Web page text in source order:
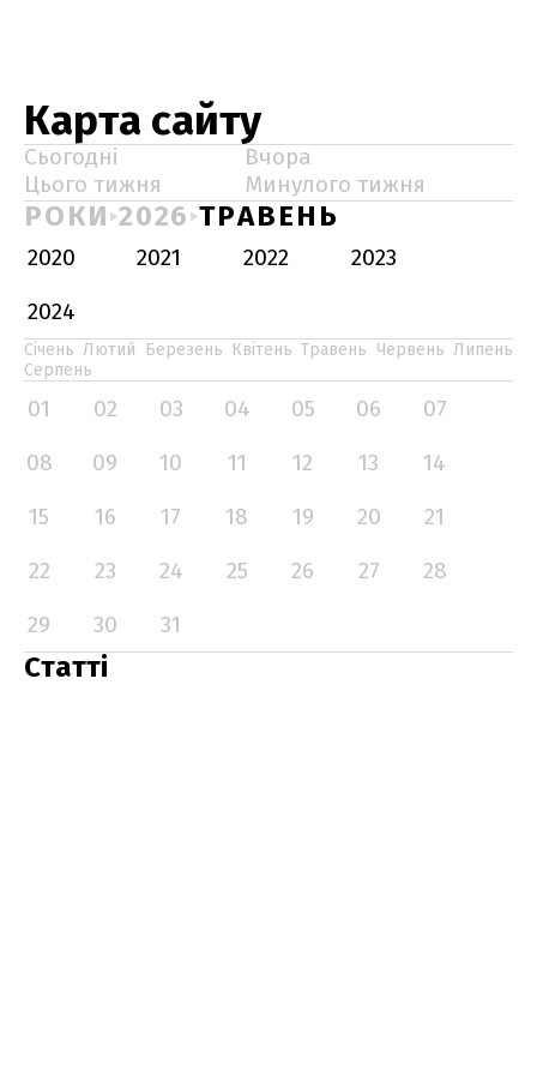
Карта сайту
Сьогодні
Вчора
Цього тижня
Минулого тижня
РОКИ 2026 ТРАВЕНЬ
2020 2021 2022
2023
2024
Січень Лютий Березень Квітень Травень Червень Липень
Серпень
01 02 03 04 05 06
07
08
09 10 11 12 13
14
15
16 17 18 19 20
21
22
23 24 25 26 27
28
29
30 31
Статті